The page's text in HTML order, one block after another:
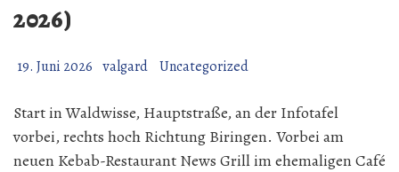
2026)
19. Juni 2026 valgard Uncategorized
Start in Waldwisse, Hauptstraße, an der Infotafel
vorbei, rechts hoch Richtung Biringen. Vorbei am
neuen Kebab-Restaurant News Grill im ehemaligen Café